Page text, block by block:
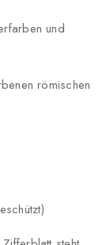
und
römischen